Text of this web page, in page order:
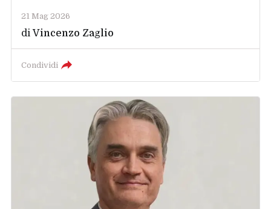
21 Mag 2026
di Vincenzo Zaglio
Condividi